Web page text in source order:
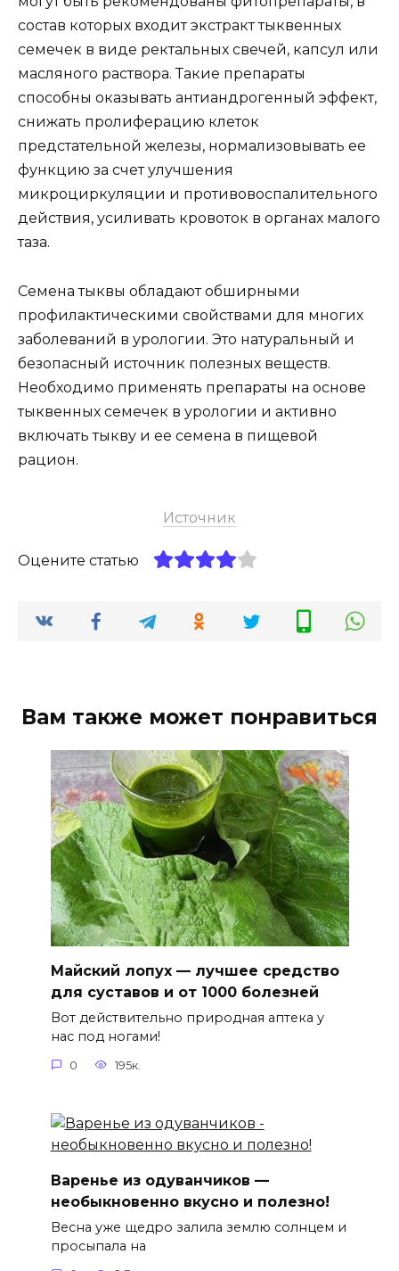
состав которых входит экстракт тыквенных
семечек в виде ректальных свечей, капсул или
масляного раствора. Такие препараты
способны оказывать антиандрогенный эффект,
снижать пролиферацию клеток
предстательной железы, нормализовывать ее
функцию за счет улучшения
микроциркуляции и противовоспалительного
действия, усиливать кровоток в органах малого
таза.
Семена тыквы обладают обширными
профилактическими свойствами для многих
заболеваний в урологии. Это натуральный и
безопасный источник полезных веществ.
Необходимо применять препараты на основе
тыквенных семечек в урологии и активно
включать тыкву и ее семена в пищевой
рацион.
Источник
Оцените статью
Вам также может понравиться
Майский лопух — лучшее средство
для суставов и от 1000 болезней
Вот действительно природная аптека у
нас под ногами!
0 195к.
Варенье из одуванчиков —
необыкновенно вкусно и полезно!
Весна уже щедро залила землю солнцем и
просыпала на